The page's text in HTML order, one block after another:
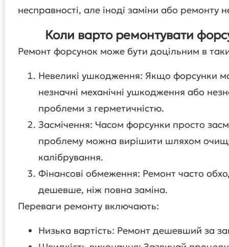
несправності, але іноді заміни або ремонту
Коли варто ремонтувати
Ремонт форсунок може бути доцільним в
Невеликі ушкодження: Якщо форсунки
незначні механічні ушкодження або
проблеми з герметичністю.
Засмічення: Часом форсунки просто
проблему можна вирішити шляхом
калібрування.
Фінансові обмеження: Ремонт часто
дешевше, ніж повна заміна.
Переваги ремонту включають:
Низька вартість: Ремонт дешевший за